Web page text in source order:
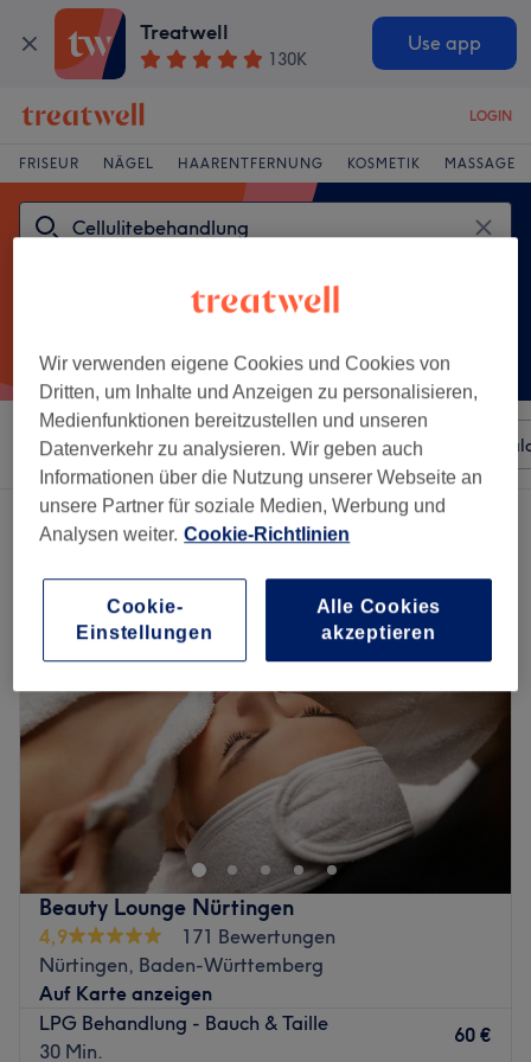
Treatwell
130K
Use app
LOGIN
FRISEUR NÄGEL HAARENTFERNUNG KOSMETIK MASSAGE
Sortieren nach Beliebiger Preis Besonderheiten
Ein Salon, der anbietet:
cellulitebehandlung in Nürtingen, Baden-Württemberg
Beauty Lounge Nürtingen
4,9
171 Bewertungen
Nürtingen, Baden-Württemberg
Auf Karte anzeigen
LPG Behandlung - Bauch & Taille
30 Min.
60 €
Wir verwenden eigene Cookies und Cookies von
Dritten, um Inhalte und Anzeigen zu personalisieren,
Medienfunktionen bereitzustellen und unseren
Datenverkehr zu analysieren. Wir geben auch
Informationen über die Nutzung unserer Webseite an
unsere Partner für soziale Medien, Werbung und
Analysen weiter. Cookie-Richtlinien
Cookie-
Einstellungen
Alle Cookies
akzeptieren